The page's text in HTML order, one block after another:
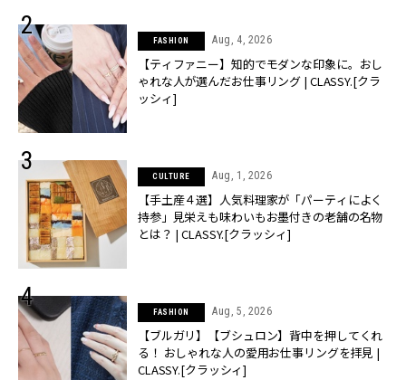
FASHION Aug, 4, 2026
【ティファニー】知的でモダンな印象に。おし
ゃれな人が選んだお仕事リング | CLASSY.[クラ
ッシィ]
CULTURE Aug, 1, 2026
【手土産４選】人気料理家が「パーティによく
持参」見栄えも味わいもお墨付きの老舗の名物
とは？ | CLASSY.[クラッシィ]
FASHION Aug, 5, 2026
【ブルガリ】【ブシュロン】背中を押してくれ
る！ おしゃれな人の愛用お仕事リングを拝見 |
CLASSY.[クラッシィ]